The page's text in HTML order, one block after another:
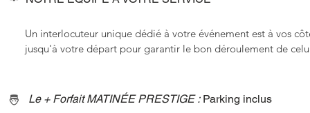
Un interlocuteur unique dédié à votre événement est à vos
jusqu'à votre départ pour garantir le bon déroulement de
Le + Forfait MATINÉE PRESTIGE : Parking inclus